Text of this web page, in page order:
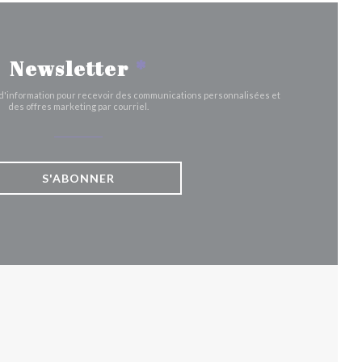
Newsletter *
pour recevoir des communications personnalisées et
des offres marketing par courriel.
S'ABONNER
FENÊTRE))